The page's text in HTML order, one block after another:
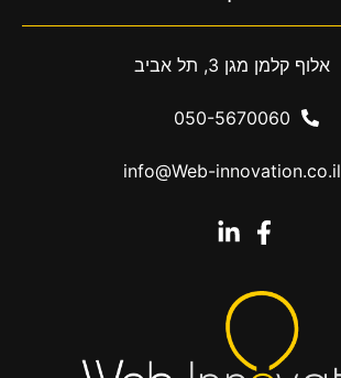
אלוף קלמן מגן 3, תל אביב
050-5670060
info@Web-innovation.co.il